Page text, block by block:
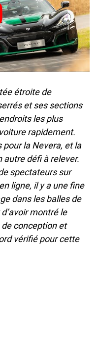
étroite de
et ses sections
les plus
rapidement.
pour la Nevera, et la
autre défi à relever.
spectateurs sur
ligne, il y a une fine
dans les balles de
montré le
conception et
vérifié pour cette